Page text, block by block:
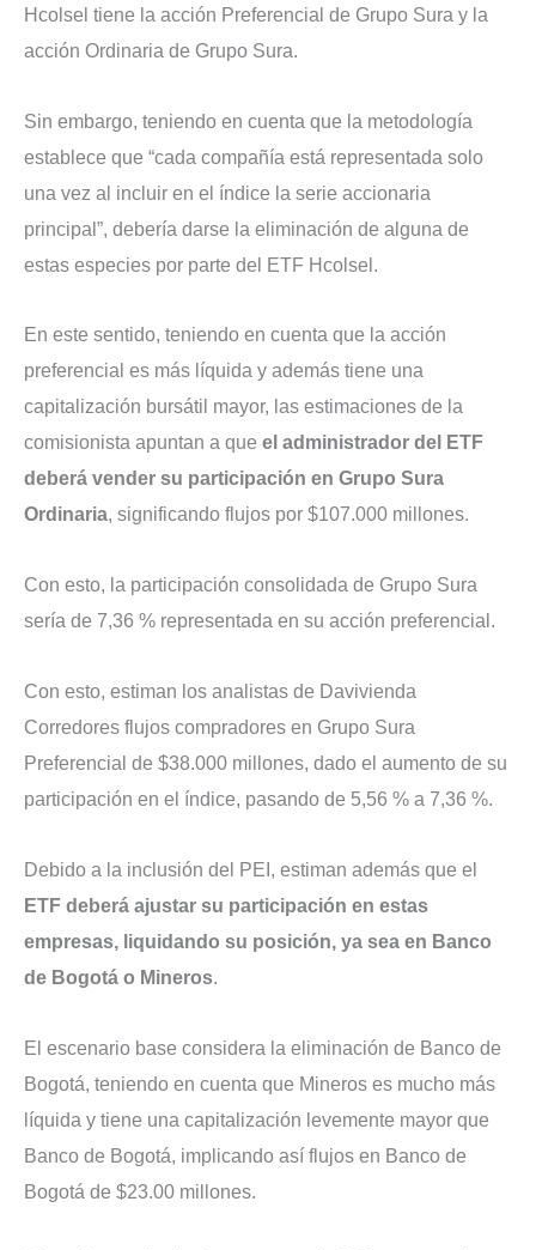
Hcolsel tiene la acción Preferencial de Grupo Sura y la
acción Ordinaria de Grupo Sura.
Sin embargo, teniendo en cuenta que la metodología
establece que “cada compañía está representada solo
una vez al incluir en el índice la serie accionaria
principal”, debería darse la eliminación de alguna de
estas especies por parte del ETF Hcolsel.
En este sentido, teniendo en cuenta que la acción
preferencial es más líquida y además tiene una
capitalización bursátil mayor, las estimaciones de la
comisionista apuntan a que el administrador del ETF
deberá vender su participación en Grupo Sura
Ordinaria, significando flujos por $107.000 millones.
Con esto, la participación consolidada de Grupo Sura
sería de 7,36 % representada en su acción preferencial.
Con esto, estiman los analistas de Davivienda
Corredores flujos compradores en Grupo Sura
Preferencial de $38.000 millones, dado el aumento de su
participación en el índice, pasando de 5,56 % a 7,36 %.
Debido a la inclusión del PEI, estiman además que el
ETF deberá ajustar su participación en estas
empresas, liquidando su posición, ya sea en Banco
de Bogotá o Mineros.
El escenario base considera la eliminación de Banco de
Bogotá, teniendo en cuenta que Mineros es mucho más
líquida y tiene una capitalización levemente mayor que
Banco de Bogotá, implicando así flujos en Banco de
Bogotá de $23.00 millones.